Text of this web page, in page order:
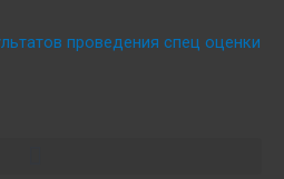
проведения спец оценки